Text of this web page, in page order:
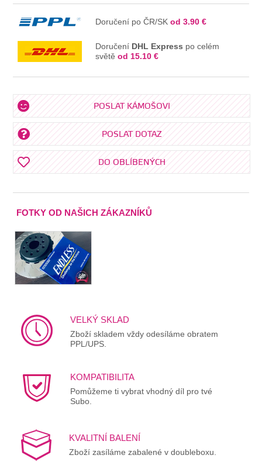
Doručení po ČR/SKod 3.90 €
Doručení DHL Express po celém
světěod 15.10 €
POSLAT KÁMOŠOVI
POSLAT DOTAZ
DO OBLÍBENÝCH
FOTKY OD NAŠICH ZÁKAZNÍKŮ
VELKÝ SKLAD
Zboží skladem vždy odesíláme obratem
PPL/UPS.
KOMPATIBILITA
Pomůžeme ti vybrat vhodný díl pro tvé
Subo.
KVALITNÍ BALENÍ
Zboží zasíláme zabalené v doubleboxu.